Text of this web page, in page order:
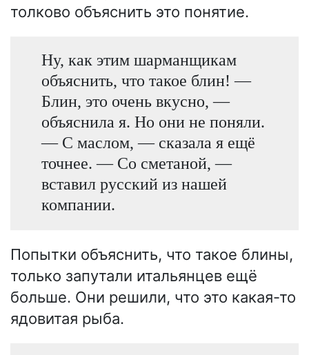
толково объяснить это понятие.
Ну, как этим шарманщикам
объяснить, что такое блин! —
Блин, это очень вкусно, —
объяснила я. Но они не поняли.
— С маслом, — сказала я ещё
точнее. — Со сметаной, —
вставил русский из нашей
компании.
Попытки объяснить, что такое блины,
только запутали итальянцев ещё
больше. Они решили, что это какая-то
ядовитая рыба.